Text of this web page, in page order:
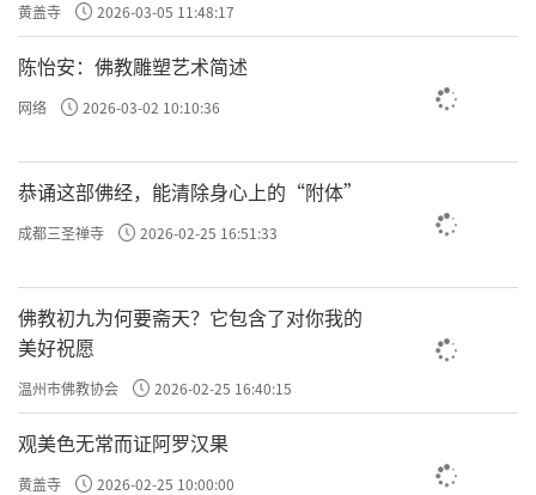
黄盖寺 2026-03-05 11:48:17
陈怡安：佛教雕塑艺术简述
网络 2026-03-02 10:10:36
恭诵这部佛经，能清除身心上的“附体”
成都三圣禅寺 2026-02-25 16:51:33
佛教初九为何要斋天？它包含了对你我的
美好祝愿
温州市佛教协会 2026-02-25 16:40:15
观美色无常而证阿罗汉果
黄盖寺 2026-02-25 10:00:00